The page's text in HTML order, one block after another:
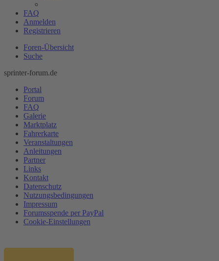
FAQ
Anmelden
Registrieren
Foren-Übersicht
Suche
sprinter-forum.de
Portal
Forum
FAQ
Galerie
Marktplatz
Fahrerkarte
Veranstaltungen
Anleitungen
Partner
Links
Kontakt
Datenschutz
Nutzungsbedingungen
Impressum
Forumsspende per PayPal
Cookie-Einstellungen